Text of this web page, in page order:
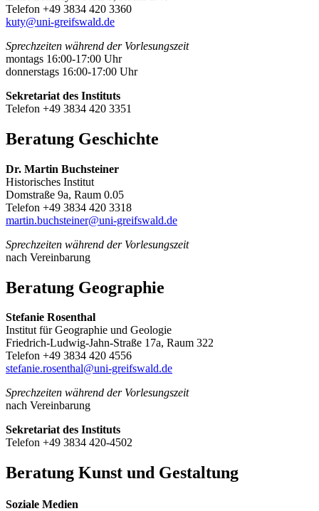
Telefon +49 3834 420 3360
kuty@uni-greifswald.de
Sprechzeiten während der Vorlesungszeit
montags 16:00-17:00 Uhr
donnerstags 16:00-17:00 Uhr
Sekretariat des Instituts
Telefon +49 3834 420 3351
Beratung Geschichte
Dr. Martin Buchsteiner
Historisches Institut
Domstraße 9a, Raum 0.05
Telefon +49 3834 420 3318
martin.buchsteiner@uni-greifswald.de
Sprechzeiten während der Vorlesungszeit
nach Vereinbarung
Beratung Geographie
Stefanie Rosenthal
Institut für Geographie und Geologie
Friedrich-Ludwig-Jahn-Straße 17a, Raum 322
Telefon +49 3834 420 4556
stefanie.rosenthal@uni-greifswald.de
Sprechzeiten während der Vorlesungszeit
nach Vereinbarung
Sekretariat des Instituts
Telefon +49 3834 420-4502
Beratung Kunst und Gestaltung
Soziale Medien